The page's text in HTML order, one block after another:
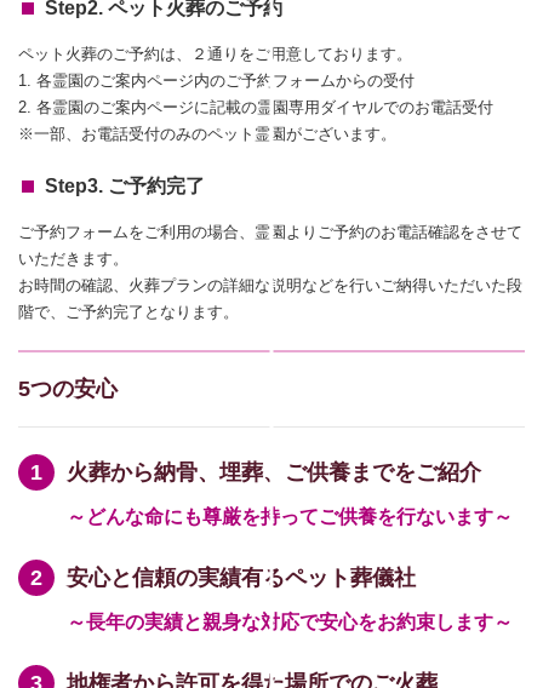
Step2. ペット火葬のご予約
ペット火葬のご予約は、２通りをご用意しております。
1. 各霊園のご案内ページ内のご予約フォームからの受付
2. 各霊園のご案内ページに記載の霊園専用ダイヤルでのお電話受付
※一部、お電話受付のみのペット霊園がございます。
Step3. ご予約完了
ご予約フォームをご利用の場合、霊園よりご予約のお電話確認をさせて
いただきます。
お時間の確認、火葬プランの詳細な説明などを行いご納得いただいた段
階で、ご予約完了となります。
5つの安心
火葬から納骨、埋葬、ご供養までをご紹介
～どんな命にも尊厳を持ってご供養を行ないます～
安心と信頼の実績有るペット葬儀社
～長年の実績と親身な対応で安心をお約束します～
地権者から許可を得た場所でのご火葬